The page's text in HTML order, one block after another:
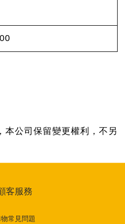
本公司保留變更權利，不另
客服務
常見問題